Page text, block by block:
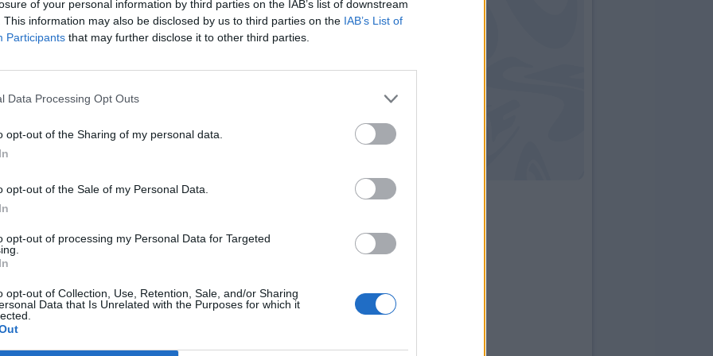
of your personal information by third parties on the IAB’s list of downstream
This information may also be disclosed by us to third parties on the IAB’s List of
Participants that may further disclose it to other third parties.
Data Processing Opt Outs
opt-out of the Sharing of my personal data.
opt-out of the Sale of my Personal Data.
opt-out of processing my Personal Data for Targeted
opt-out of Collection, Use, Retention, Sale, and/or Sharing
Data that Is Unrelated with the Purposes for which it
1-2: la cronaca
minuti da parte di entrambe le squadre: da
Lautaro Martinez dopo dieci minuti.
dal Var Aureliano).Penalty
Vidal
altro episodio molto discusso. L'arbitro
Fiorentina per un fallo di Skriniar su
decisione del fischietto, lo slovacco ha
viola.
ma è ancora l'Inter che sfiora il raddoppio
spreca da pochi metri una ghiotta occasione.
sugli sviluppi di un corner, la palla finisce al